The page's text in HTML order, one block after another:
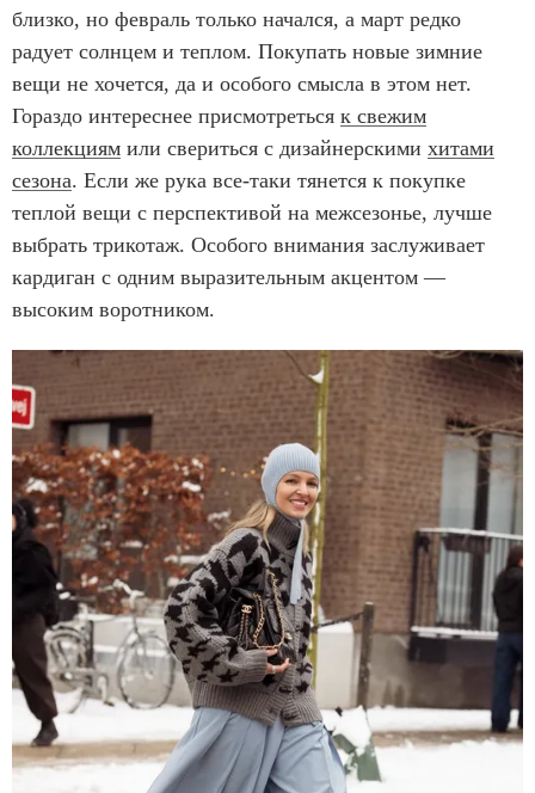
близко, но февраль только начался, а март редко
радует солнцем и теплом. Покупать новые зимние
вещи не хочется, да и особого смысла в этом нет.
Гораздо интереснее присмотреться к свежим
коллекциям или свериться с дизайнерскими хитами
сезона. Если же рука все-таки тянется к покупке
теплой вещи с перспективой на межсезонье, лучше
выбрать трикотаж. Особого внимания заслуживает
кардиган с одним выразительным акцентом —
высоким воротником.